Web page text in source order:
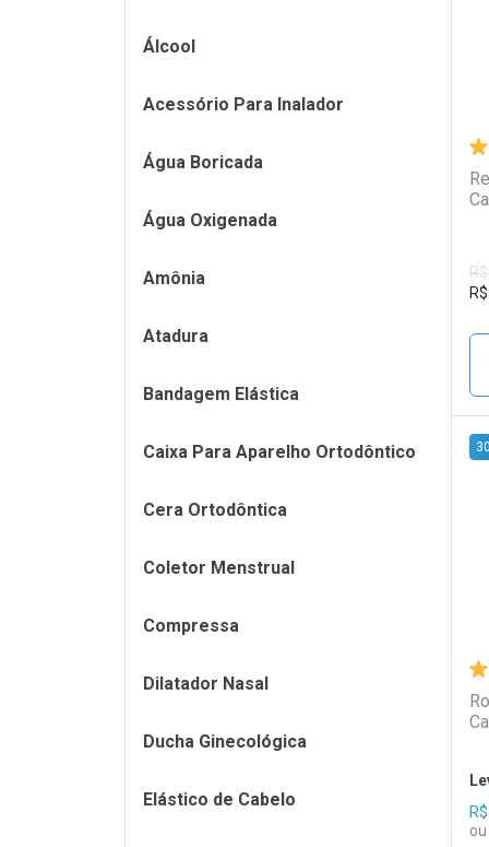
R$
R$
Álcool
Acessório Para Inalador
Água Boricada
Água Oxigenada
Amônia
Atadura
Bandagem Elástica
Caixa Para Aparelho Ortodôntico
Cera Ortodôntica
Coletor Menstrual
Compressa
Dilatador Nasal
Ducha Ginecológica
Elástico de Cabelo